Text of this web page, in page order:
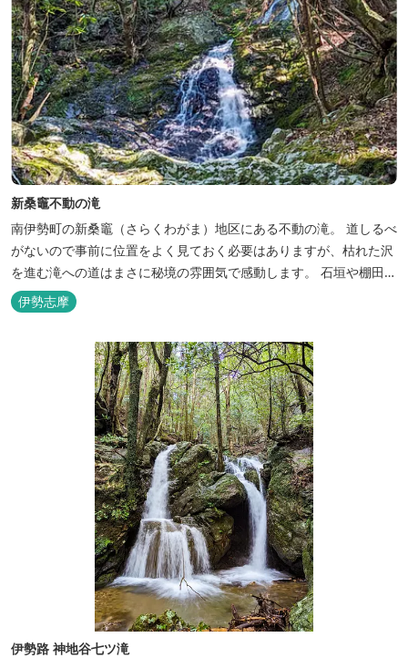
新桑竈不動の滝
南伊勢町の新桑竈（さらくわがま）地区にある不動の滝。 道しるべ
がないので事前に位置をよく見ておく必要はありますが、枯れた沢
を進む滝への道はまさに秘境の雰囲気で感動します。 石垣や棚田と
思われるところも多く、昔の人の営みも伺えます。 （ルートのご参
考） 新桑竈の集落をまっすぐ抜けると、左手に「吉田橋」が見える
伊勢志摩
伊勢路 神地谷七ツ滝